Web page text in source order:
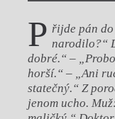
P řijde pán do
narodilo?“
dobré.“ –
horší.“ – „Ani
statečný.“ Z
jenom ucho.